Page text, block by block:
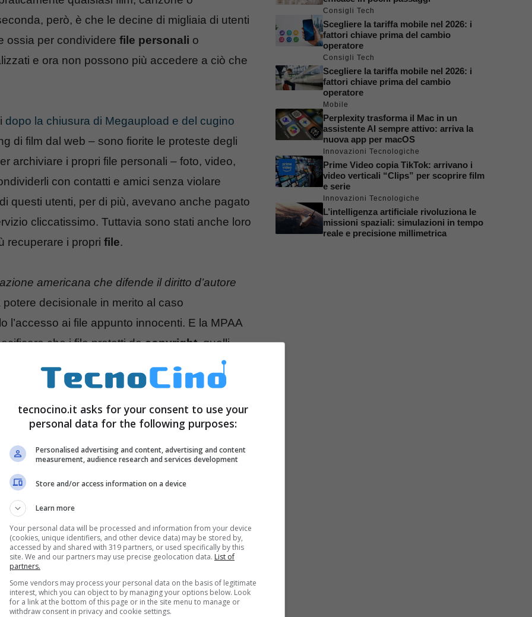
però, è che le decine di migliaia di utenti
ossia per condividere file personali o
e ora non possono più accedere a ciò che
dopo la chiusura di Megaupload e del cugino
di film dal web – sono fiorite le proteste degli
archiviare i propri file personali – foto, video,
con contatti e amici senza violare
questi utenti, per di più, avevano anche pagato
cliccatissimo. Tuttavia sono stati anche loro
recuperare i propri file.
americana che difende il diritto d’autore
potere decisionale in merito al caso
l’accesso ai file appunto innocenti. E la MPAA
che i file protetti dacopyright, quelli
irraggiungibili. Una situazione piuttosto
comporta una possibile doppia soluzione
per decidere quali file sono da
rimanereirraggiungibili.
e effettuata da personale umano, ma
da scartare subito. Oppure si deve creare
Ma anche in questo caso sembra una
che non può far altro che innervosire
Consigli Tech
Scegliere la tariffa mobile nel 2026: i
fattori chiave prima del cambio
operatore
Consigli Tech
Scegliere la tariffa mobile nel 2026: i
fattori chiave prima del cambio
operatore
Mobile
Perplexity trasforma il Mac in un
assistente AI sempre attivo: arriva la
nuova app per macOS
Innovazioni Tecnologiche
Prime Video copia TikTok: arrivano i
video verticali “Clips” per scoprire film
e serie
Innovazioni Tecnologiche
L’intelligenza artificiale rivoluziona le
missioni spaziali: simulazioni in tempo
reale e precisione millimetrica
tecnocino.it asks for your consent to use your
personal data for the following purposes:
Personalised advertising and content, advertising and content
measurement, audience research and services development
Store and/or access information on a device
Learn more
Your personal data will be processed and information from your device
(cookies, unique identifiers, and other device data) may be stored by,
accessed by and shared with 319 partners, or used specifically by this
site. We and our partners may use precise geolocation data. List of
partners.
Some vendors may process your personal data on the basis of legitimate
interest, which you can object to by managing your options below. Look
for a link at the bottom of this page or in the site menu to manage or
withdraw consent in privacy and cookie settings.